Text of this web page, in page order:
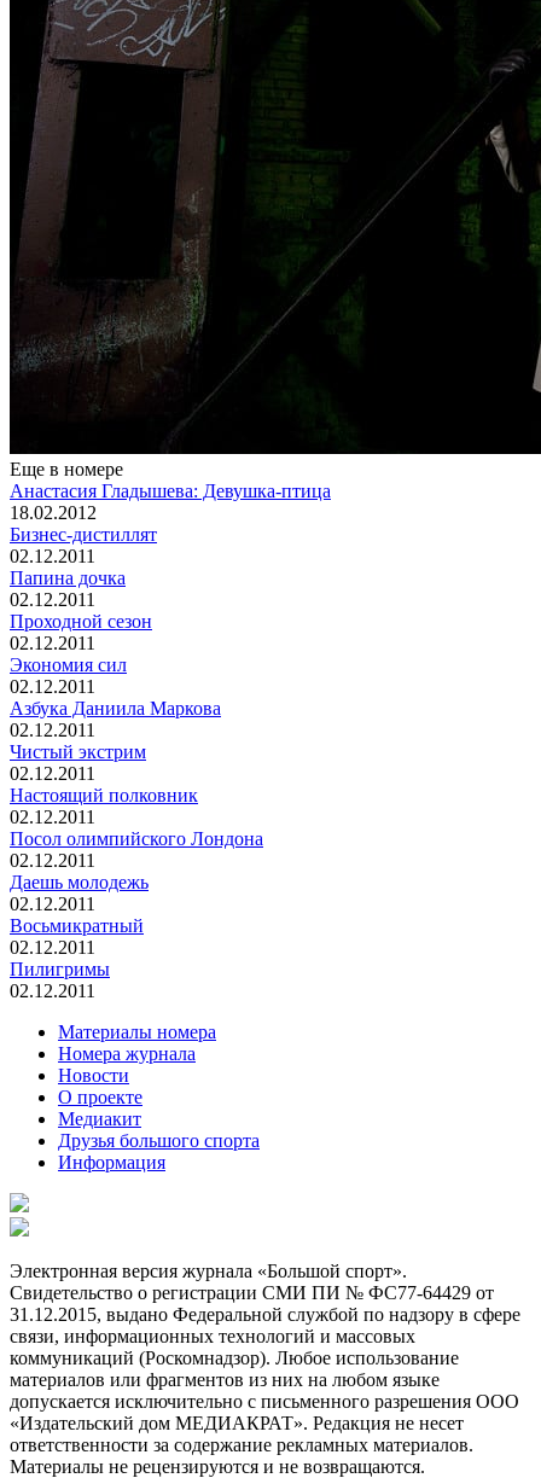
Еще в номере
Анастасия Гладышева: Девушка-птица
18.02.2012
Бизнес-дистиллят
02.12.2011
Папина дочка
02.12.2011
Проходной сезон
02.12.2011
Экономия сил
02.12.2011
Азбука Даниила Маркова
02.12.2011
Чистый экстрим
02.12.2011
Настоящий полковник
02.12.2011
Посол олимпийского Лондона
02.12.2011
Даешь молодежь
02.12.2011
Восьмикратный
02.12.2011
Пилигримы
02.12.2011
Материалы номера
Номера журнала
Новости
О проекте
Медиакит
Друзья большого спорта
Информация
Электронная версия журнала «Большой спорт».
Свидетельство о регистрации СМИ ПИ № ФС77-64429 от
31.12.2015, выдано Федеральной службой по надзору в сфере
связи, информационных технологий и массовых
коммуникаций (Роскомнадзор). Любое использование
материалов или фрагментов из них на любом языке
допускается исключительно с письменного разрешения ООО
«Издательский дом МЕДИАКРАТ». Редакция не несет
ответственности за содержание рекламных материалов.
Материалы не рецензируются и не возвращаются.